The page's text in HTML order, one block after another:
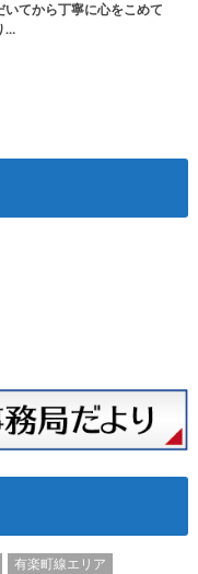
いてから丁寧に心をこめて
…
有楽町線エリア